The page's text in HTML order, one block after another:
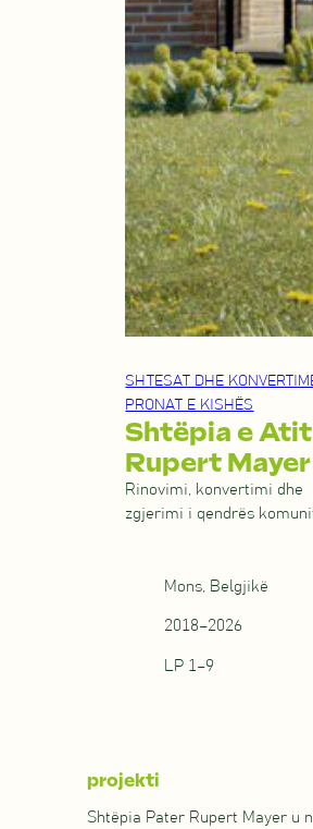
SHTESAT DHE
PRONAT E KISHËS
Shtëpia e Atit
Rupert Mayer
Rinovimi, konvertimi dhe
zgjerimi i qendrës
Mons, Belgjikë
2018–2026
LP 1–9
projekti
Shtëpia Pater Rupert Mayer u